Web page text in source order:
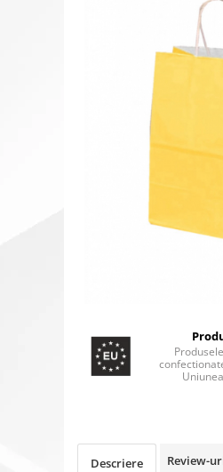
Descriere Review-